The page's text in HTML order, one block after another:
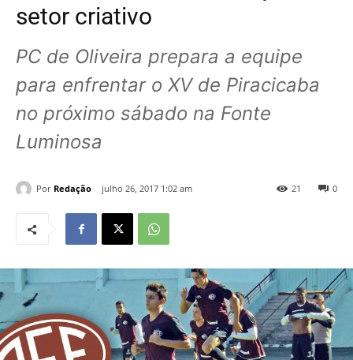
setor criativo
PC de Oliveira prepara a equipe
para enfrentar o XV de Piracicaba
no próximo sábado na Fonte
Luminosa
Por Redação julho 26, 2017 1:02 am 0
21